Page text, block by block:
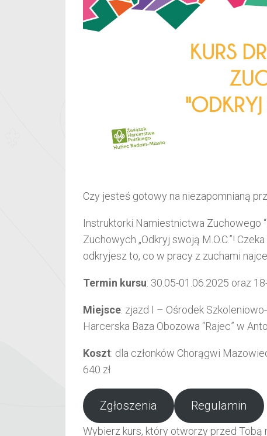
Czy jesteś gotowy na niezapomnianą
Instruktorki Namiestnictwa Zuchowego
Zuchowych „Odkryj swoją M.O.C.”!
odkryjesz to, co w pracy z zuchami
Termin kursu: 30.05-01.06.2025 oraz
Miejsce: zjazd I – Ośrodek
Harcerska Baza Obozowa “Rajec” w
Koszt: dla członków Chorągwi
640 zł
Zgłoszenia Regulamin
Wybierz kurs, który otworzy przed